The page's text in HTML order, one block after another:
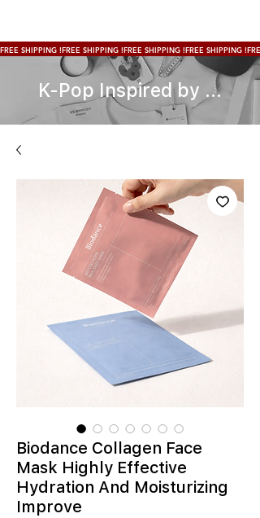
FREE SHIPPING !
K-Pop Inspired by ...
Biodance Collagen Face
Mask Highly Effective
Hydration And Moisturizing
Improve